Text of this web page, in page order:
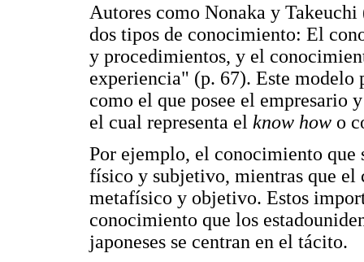
Autores como Nonaka y
dos tipos de conocimiento: El
y procedimientos, y el
experiencia" (p. 67). Este
como el que posee el empresario
el cual representa el know how o
Por ejemplo, el conocimiento que
físico y subjetivo, mientras que
metafísico y objetivo. Estos
conocimiento que los
japoneses se centran en el tácito.